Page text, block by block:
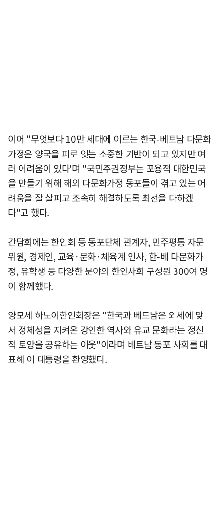
이어 "무엇보다 10만 세대에 이르는 한국-베트남 다문화
가정은 양국을 피로 잇는 소중한 기반이 되고 있지만 여
러 어려움이 있다'며 "국민주권정부는 포용적 대한민국
을 만들기 위해 해외 다문화가정 동포들이 겪고 있는 어
려움을 잘 살피고 조속히 해결하도록 최선을 다하겠
다"고 했다.
간담회에는 한인회 등 동포단체 관계자, 민주평통 자문
위원, 경제인, 교육·문화·체육계 인사, 한-베 다문화가
정, 유학생 등 다양한 분야의 한인사회 구성원 300여 명
이 함께했다.
양모세 하노이한인회장은 "한국과 베트남은 외세에 맞
서 정체성을 지켜온 강인한 역사와 유교 문화라는 정신
적 토양을 공유하는 이웃"이라며 베트남 동포 사회를 대
표해 이 대통령을 환영했다.